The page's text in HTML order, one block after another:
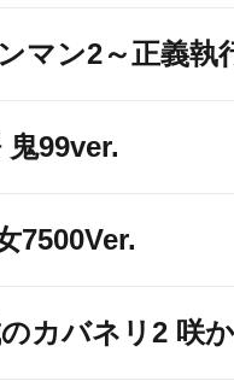
マン2～正義執
鬼99ver.
7500Ver.
カバネリ2 咲